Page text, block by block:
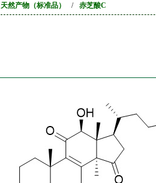
天然产物（标准品） / 赤芝酸C